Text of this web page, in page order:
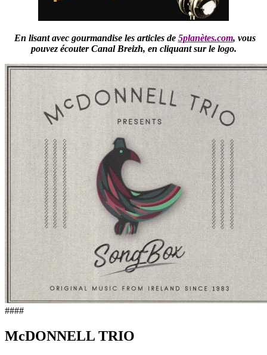
En lisant avec gourmandise les articles de 5planètes.com, vous
pouvez écouter Canal Breizh, en cliquant sur le logo.
####
McDONNELL TRIO